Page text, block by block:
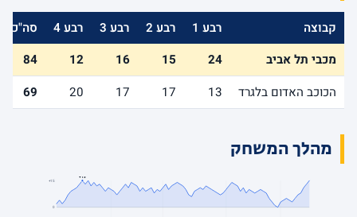
קבוצה רבע 1 רבע 2 רבע 3 רבע 4
סה"כ
מכבי תל אביב
24
15
16
12
84
הכוכב האדום בלגרד
13
17
17
20
69
מהלך המשחק
+15
0
+15